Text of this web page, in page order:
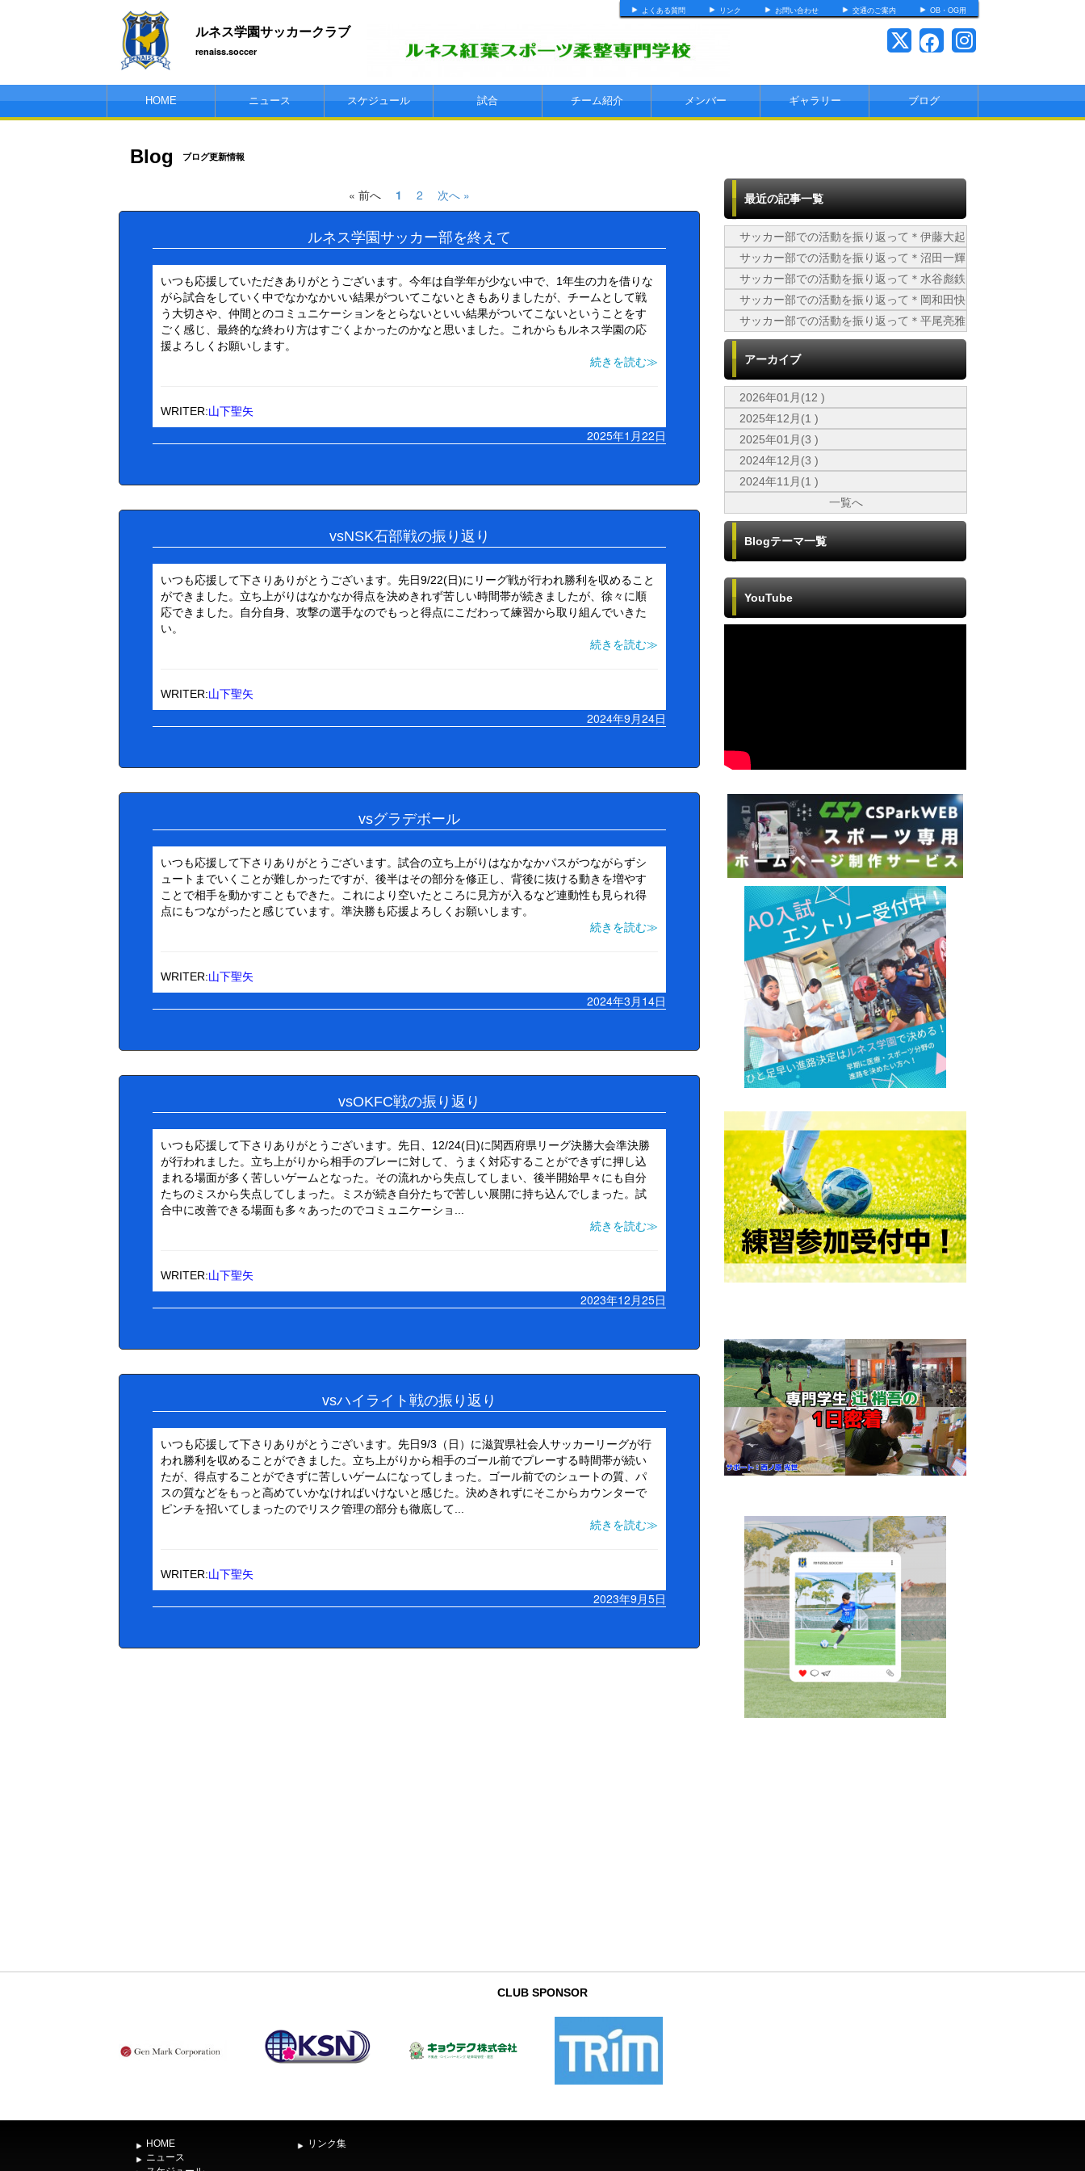
よくある質問 リンク お問い合わせ 交通のご案内 OB・OG用
ルネス学園サッカークラブ
renaiss.soccer
HOME ニュース スケジュール 試合 チーム紹介 メンバー ギャラリー ブログ
Blog ブログ更新情報
« 前へ 1 2 次へ »
ルネス学園サッカー部を終えて
いつも応援していただきありがとうございます。今年は自学年が少ない中で、1年生の力を借りな
がら試合をしていく中でなかなかいい結果がついてこないときもありましたが、チームとして戦
う大切さや、仲間とのコミュニケーションをとらないといい結果がついてこないということをす
ごく感じ、最終的な終わり方はすごくよかったのかなと思いました。これからもルネス学園の応
援よろしくお願いします。
続きを読む≫
WRITER:山下聖矢
2025年1月22日
vsNSK石部戦の振り返り
いつも応援して下さりありがとうございます。先日9/22(日)にリーグ戦が行われ勝利を収めること
ができました。立ち上がりはなかなか得点を決めきれず苦しい時間帯が続きましたが、徐々に順
応できました。自分自身、攻撃の選手なのでもっと得点にこだわって練習から取り組んでいきた
い。
続きを読む≫
WRITER:山下聖矢
2024年9月24日
vsグラデボール
いつも応援して下さりありがとうございます。試合の立ち上がりはなかなかパスがつながらずシ
ュートまでいくことが難しかったですが、後半はその部分を修正し、背後に抜ける動きを増やす
ことで相手を動かすこともできた。これにより空いたところに見方が入るなど連動性も見られ得
点にもつながったと感じています。準決勝も応援よろしくお願いします。
続きを読む≫
WRITER:山下聖矢
2024年3月14日
vsOKFC戦の振り返り
いつも応援して下さりありがとうございます。先日、12/24(日)に関西府県リーグ決勝大会準決勝
が行われました。立ち上がりから相手のプレーに対して、うまく対応することができずに押し込
まれる場面が多く苦しいゲームとなった。その流れから失点してしまい、後半開始早々にも自分
たちのミスから失点してしまった。ミスが続き自分たちで苦しい展開に持ち込んでしまった。試
合中に改善できる場面も多々あったのでコミュニケーショ...
続きを読む≫
WRITER:山下聖矢
2023年12月25日
vsハイライト戦の振り返り
いつも応援して下さりありがとうございます。先日9/3（日）に滋賀県社会人サッカーリーグが行
われ勝利を収めることができました。立ち上がりから相手のゴール前でプレーする時間帯が続い
たが、得点することができずに苦しいゲームになってしまった。ゴール前でのシュートの質、パ
スの質などをもっと高めていかなければいけないと感じた。決めきれずにそこからカウンターで
ピンチを招いてしまったのでリスク管理の部分も徹底して...
続きを読む≫
WRITER:山下聖矢
2023年9月5日
最近の記事一覧
サッカー部での活動を振り返って＊伊藤大起
サッカー部での活動を振り返って＊沼田一輝
サッカー部での活動を振り返って＊水谷彪鉄
サッカー部での活動を振り返って＊岡和田快
サッカー部での活動を振り返って＊平尾亮雅
アーカイブ
2026年01月(12 )
2025年12月(1 )
2025年01月(3 )
2024年12月(3 )
2024年11月(1 )
一覧へ
Blogテーマ一覧
YouTube
CLUB SPONSOR
HOME
ニュース
リンク集